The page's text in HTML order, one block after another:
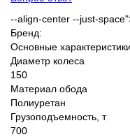
--align-center --just-
Бренд:
Основные характеристики
Диаметр колеса
150
Материал обода
Полиуретан
Грузоподъемность, т
700